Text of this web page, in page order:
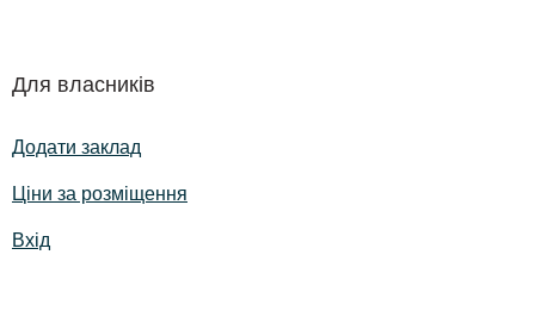
Для власників
Додати заклад
Ціни за розміщення
Вхід